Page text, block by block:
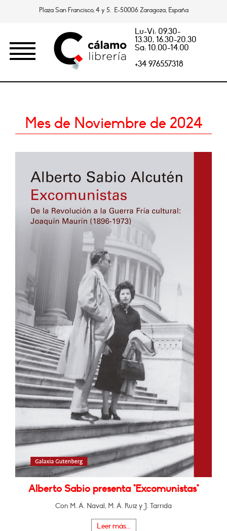
Plaza San Francisco, 4 y 5. E-50006 Zaragoza, España
Lu-Vi: 09.30-
13.30, 16.30-20.30
Sa: 10.00-14.00
+34 976557318
Mes de Noviembre de 2024
Alberto Sabio presenta "Excomunistas"
Con M. Á. Naval, M. Á. Ruiz y J. Tarrida
Leer más...